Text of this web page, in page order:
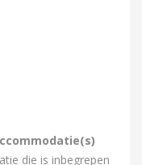
die is inbegrepen